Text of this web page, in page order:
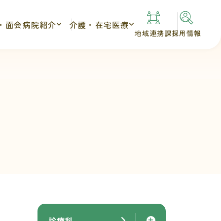
面会病院紹介 介護・在宅医療
地域連携課採用情報